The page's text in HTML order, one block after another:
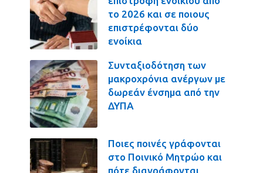
το 2026 και σε ποιους
επιστρέφονται δύο
ενοίκια
Συνταξιοδότηση των
μακροχρόνια ανέργων με
δωρεάν ένσημα από την
ΔΥΠΑ
Ποιες ποινές γράφονται
στο Ποινικό Μητρώο και
πότε διαγράφονται